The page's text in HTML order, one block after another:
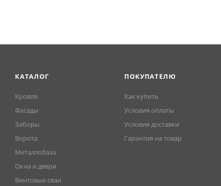
КАТАЛОГ
Кровля
Фасады
Заборы
Ворота
Металлобаза
Окна и двери
Винтовые сваи
ПОКУПАТЕЛЮ
Как купить
Условия оплаты
Условия доставки
Гарантия на товар